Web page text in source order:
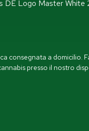
consegnata a domicilio.
presso il nostro